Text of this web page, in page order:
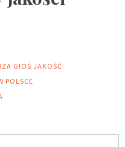
GIOŚ JAKOŚĆ
POLSCE